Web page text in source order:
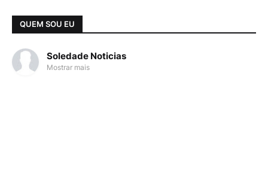
QUEM SOU EU
Soledade Noticias
Mostrar mais